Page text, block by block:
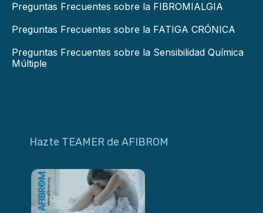
Preguntas Frecuentes sobre la FIBROMIALGIA
Preguntas Frecuentes sobre la FATIGA CRÓNICA
Preguntas Frecuentes sobre la Sensibilidad Química
Múltiple
Hazte TEAMER de AFIBROM